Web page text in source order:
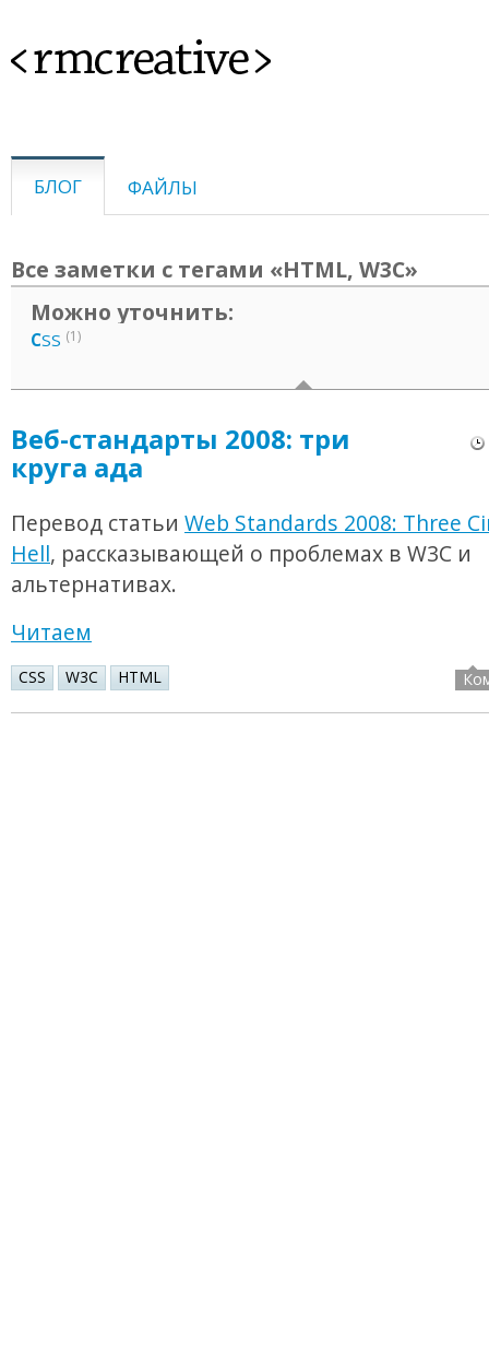
<rmcreative>
БЛОГ ФАЙЛЫ
Все заметки с тегами «HTML, W3C»
Можно уточнить:
CSS (1)
Веб-стандарты 2008: три
круга ада
Перевод статьи Web Standards 2008: Three
Hell, рассказывающей о проблемах в W3C и
альтернативах.
Читаем
CSS W3C HTML